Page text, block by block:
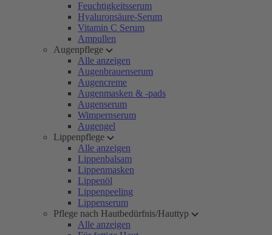
Feuchtigkeitsserum
Hyaluronsäure-Serum
Vitamin C Serum
Ampullen
Augenpflege
Alle anzeigen
Augenbrauenserum
Augencreme
Augenmasken & -pads
Augenserum
Wimpernserum
Augengel
Lippenpflege
Alle anzeigen
Lippenbalsam
Lippenmasken
Lippenöl
Lippenpeeling
Lippenserum
Pflege nach Hautbedürfnis/Hauttyp
Alle anzeigen